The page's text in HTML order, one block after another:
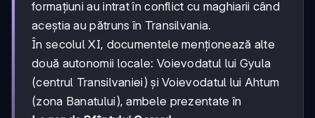
formațiuni au intrat în conflict cu maghiarii când
aceștia au pătruns în Transilvania.
În secolul XI, documentele menționează alte
două autonomii locale: Voievodatul lui Gyula
(centrul Transilvaniei) și Voievodatul lui Ahtum
(zona Banatului), ambele prezentate în